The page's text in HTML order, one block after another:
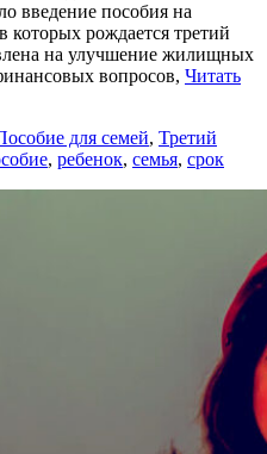
введение пособия на
которых рождается третий
на улучшение жилищных
вопросов, Читать
для семей, Третий
, ребенок, семья, срок